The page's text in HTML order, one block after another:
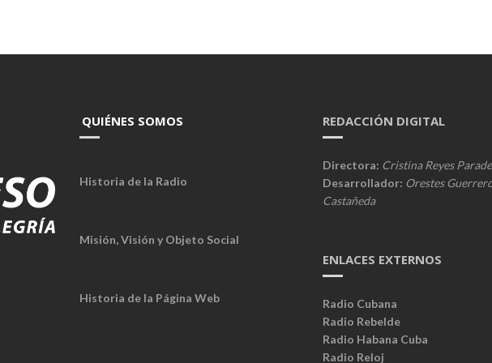
QUIÉNES SOMOS
Historia de la Radio
Misión, Visión y Objeto Social
Historia de la Página Web
REDACCIÓN DIGITAL
Directora: Cristina Reyes
Desarrollador: Orestes
Castañeda
ENLACES EXTERNOS
Radio Cubana
Radio Rebelde
Radio Habana Cuba
Radio Reloj